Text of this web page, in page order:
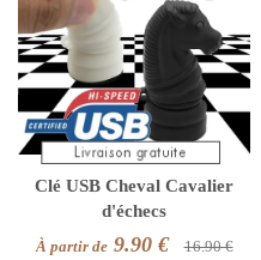
Clé USB Cheval Cavalier
d'échecs
À partir de9.90 € 16.90 €